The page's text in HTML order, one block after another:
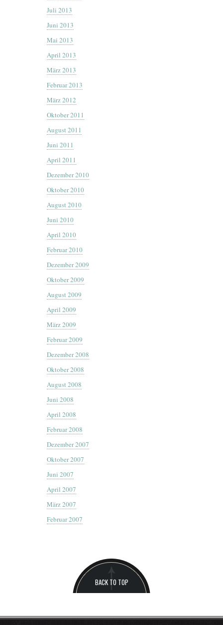
Juli 2013
Juni 2013
Mai 2013
April 2013
März 2013
Februar 2013
März 2012
Oktober 2011
August 2011
Juni 2011
April 2011
Dezember 2010
Oktober 2010
August 2010
Juni 2010
April 2010
Februar 2010
Dezember 2009
Oktober 2009
August 2009
April 2009
März 2009
Februar 2009
Dezember 2008
Oktober 2008
August 2008
Juni 2008
April 2008
Februar 2008
Dezember 2007
Oktober 2007
Juni 2007
April 2007
März 2007
Februar 2007
BACK TO TOP